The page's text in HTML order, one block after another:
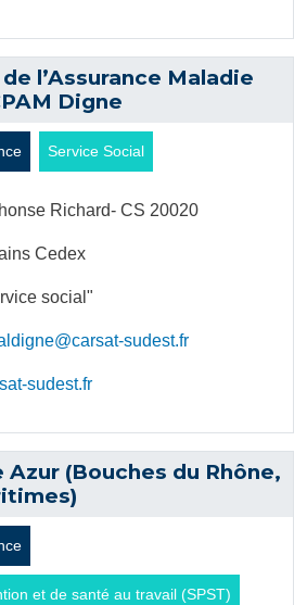
l’Assurance Maladie
Digne
Service Social
Richard- CS 20020
Cedex
social"
sudest.fr
sudest.fr
Azur (Bouches du Rhône,
et de santé au travail (SPST)